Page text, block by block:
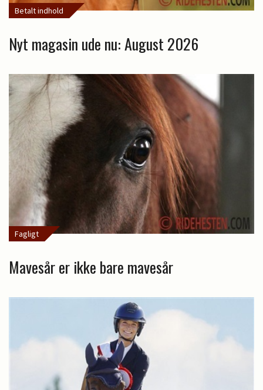
Betalt indhold
Nyt magasin ude nu: August 2026
Fagligt
Mavesår er ikke bare mavesår